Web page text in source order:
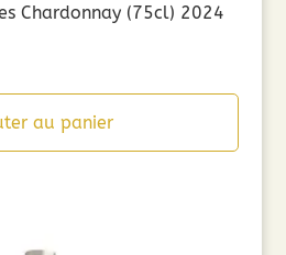
Chardonnay (75cl) 2024
au panier